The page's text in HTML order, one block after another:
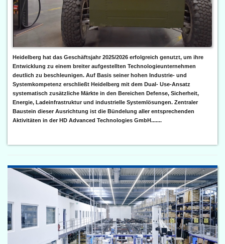
Heidelberg hat das Geschäftsjahr 2025/2026 erfolgreich genutzt, um ihre
Entwicklung zu einem breiter aufgestellten Technologieunternehmen
deutlich zu beschleunigen. Auf Basis seiner hohen Industrie- und
Systemkompetenz erschließt Heidelberg mit dem Dual- Use-Ansatz
systematisch zusätzliche Märkte in den Bereichen Defense, Sicherheit,
Energie, Ladeinfrastruktur und industrielle Systemlösungen. Zentraler
Baustein dieser Ausrichtung ist die Bündelung aller entsprechenden
Aktivitäten in der HD Advanced Technologies GmbH.......